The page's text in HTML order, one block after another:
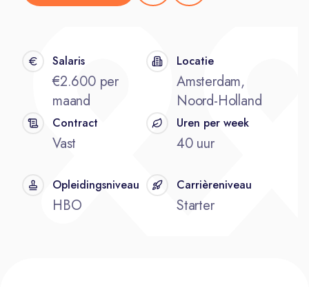
Salaris
€2.600 per
maand
Locatie
Amsterdam,
Noord-Holland
Contract
Vast
Uren per week
40 uur
Opleidingsniveau
HBO
Carrièreniveau
Starter